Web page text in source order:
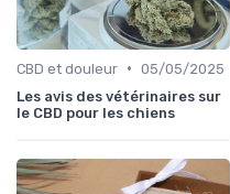
CBD et douleur • 05/05/2025
Les avis des vétérinaires sur
le CBD pour les chiens